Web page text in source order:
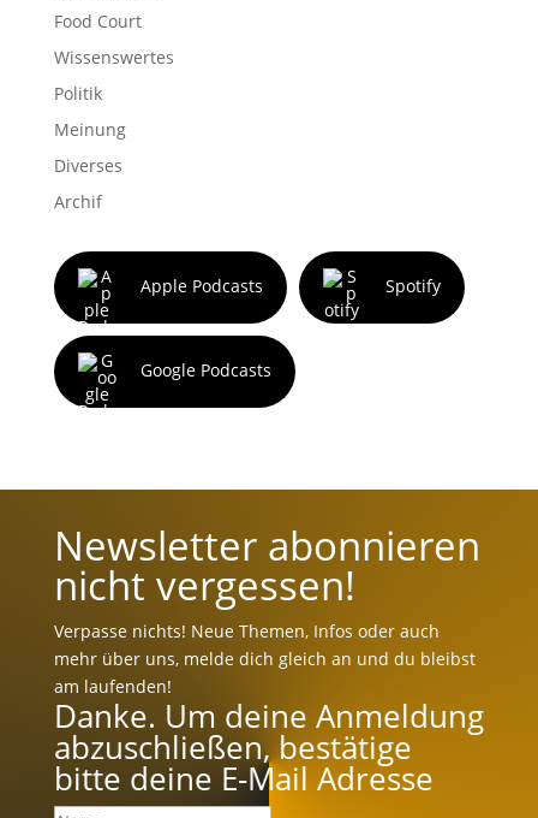
Food Court
Wissenswertes
Politik
Meinung
Diverses
Archif
Apple Podcasts Spotify
Google Podcasts
Newsletter abonnieren
nicht vergessen!
Verpasse nichts! Neue Themen, Infos oder auch
mehr über uns, melde dich gleich an und du bleibst
am laufenden!
Danke. Um deine Anmeldung
abzuschließen, bestätige
bitte deine E-Mail Adresse